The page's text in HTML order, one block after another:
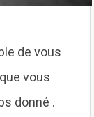
de vous
vous
donné .